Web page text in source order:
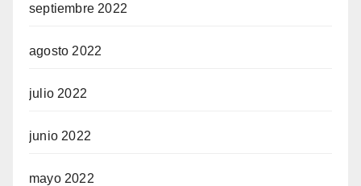
septiembre 2022
agosto 2022
julio 2022
junio 2022
mayo 2022